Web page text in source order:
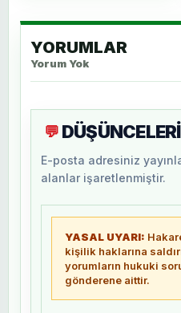
YORUMLAR
Yorum Yok
💬
E-posta adresiniz
alanlar işaretlenmiştir.
YASAL UYARI:
kişilik haklarına
yorumların hukuki
gönderene aittir.